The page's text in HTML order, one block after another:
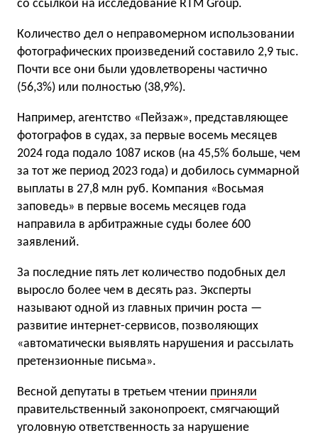
со ссылкой на исследование RTM Group.
Количество дел о неправомерном использовании
фотографических произведений составило 2,9 тыс.
Почти все они были удовлетворены частично
(56,3%) или полностью (38,9%).
Например, агентство «Пейзаж», представляющее
фотографов в судах, за первые восемь месяцев
2024 года подало 1087 исков (на 45,5% больше, чем
за тот же период 2023 года) и добилось суммарной
выплаты в 27,8 млн руб. Компания «Восьмая
заповедь» в первые восемь месяцев года
направила в арбитражные суды более 600
заявлений.
За последние пять лет количество подобных дел
выросло более чем в десять раз. Эксперты
называют одной из главных причин роста —
развитие интернет-сервисов, позволяющих
«автоматически выявлять нарушения и рассылать
претензионные письма».
Весной депутаты в третьем чтении приняли
правительственный законопроект, смягчающий
уголовную ответственность за нарушение